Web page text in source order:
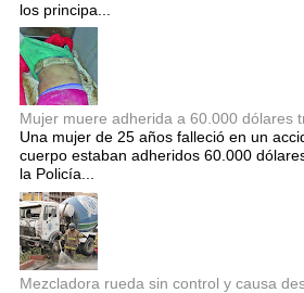
los principa...
Mujer muere adherida a 60.000 dólares
Una mujer de 25 años falleció en un
cuerpo estaban adheridos 60.000
la Policía...
Mezcladora rueda sin control y causa